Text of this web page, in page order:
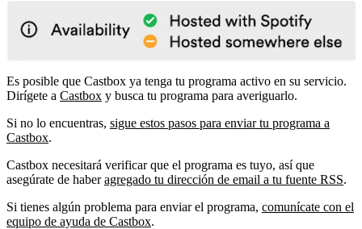
Es posible que Castbox ya tenga tu programa activo en su servicio.
Dirígete a Castbox y busca tu programa para averiguarlo.
Si no lo encuentras, sigue estos pasos para enviar tu programa a
Castbox.
Castbox necesitará verificar que el programa es tuyo, así que
asegúrate de haberagregado tu dirección de email a tu fuente RSS.
Si tienes algún problema para enviar el programa, comunícate con el
equipo de ayuda de Castbox.